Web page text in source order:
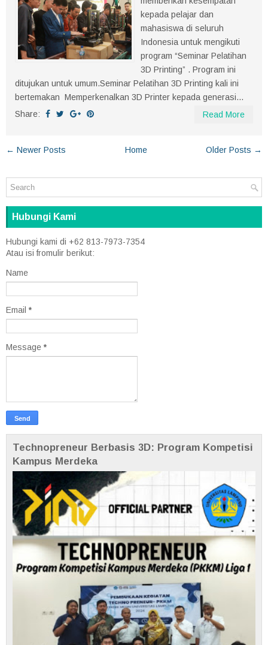
kepada pelajar dan
mahasiswa di seluruh
Indonesia untuk mengikuti
program “Seminar Pelatihan
3D Printing” . Program ini
ditujukan untuk umum.Seminar Pelatihan 3D Printing kali ini
bertemakan Memperkenalkan 3D Printer kepada generasi...
Share:
Read More
← Newer Posts Older Posts →
Home
Hubungi Kami
Hubungi kami di +62 813-7973-7354
Atau isi fromulir berikut:
Name
Email *
Message *
Technopreneur Berbasis 3D: Program Kompetisi
Kampus Merdeka